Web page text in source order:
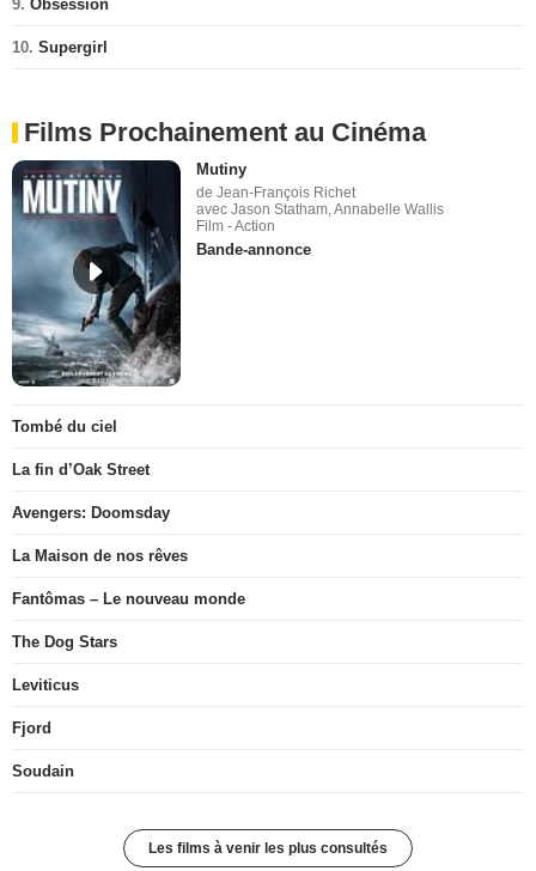
9. Obsession
10. Supergirl
Films Prochainement au Cinéma
Mutiny
de Jean-François Richet
avec Jason Statham, Annabelle Wallis
Film - Action
Bande-annonce
Tombé du ciel
La fin d’Oak Street
Avengers: Doomsday
La Maison de nos rêves
Fantômas – Le nouveau monde
The Dog Stars
Leviticus
Fjord
Soudain
Les films à venir les plus consultés